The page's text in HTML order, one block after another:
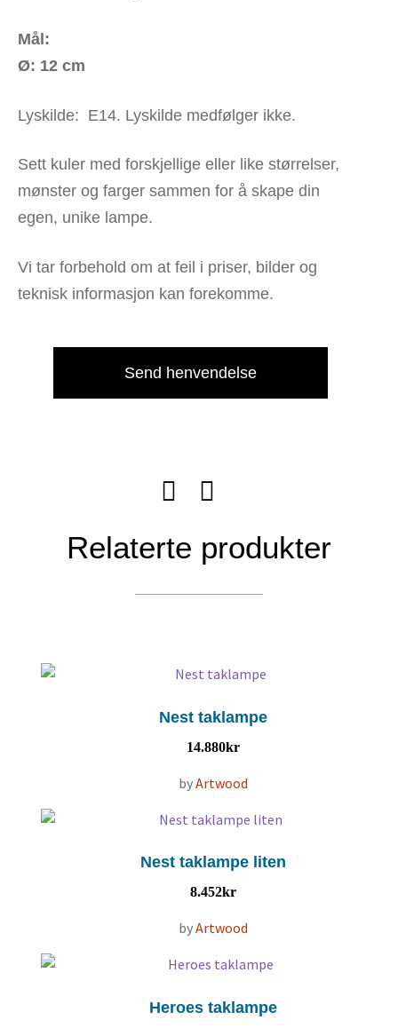
Mål:
Ø: 12 cm
Lyskilde: E14. Lyskilde medfølger ikke.
Sett kuler med forskjellige eller like størrelser,
mønster og farger sammen for å skape din
egen, unike lampe.
Vi tar forbehold om at feil i priser, bilder og
teknisk informasjon kan forekomme.
Send henvendelse
Relaterte produkter
Nest taklampe
14.880kr
byArtwood
Nest taklampe liten
8.452kr
byArtwood
Heroes taklampe